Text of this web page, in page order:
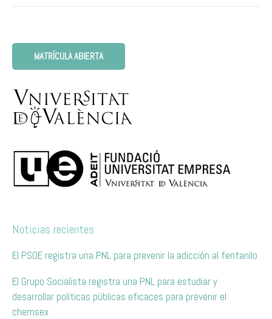
MATRÍCULA ABIERTA
Noticias recientes
El PSOE registra una PNL para prevenir la adicción al fentanilo
El Grupo Socialista registra una PNL para estudiar y
desarrollar políticas públicas eficaces para prevenir el
chemsex